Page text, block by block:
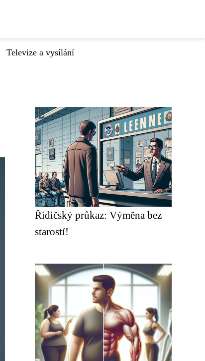
Televize a vysílání
Řidičský průkaz: Výměna bez
starostí!